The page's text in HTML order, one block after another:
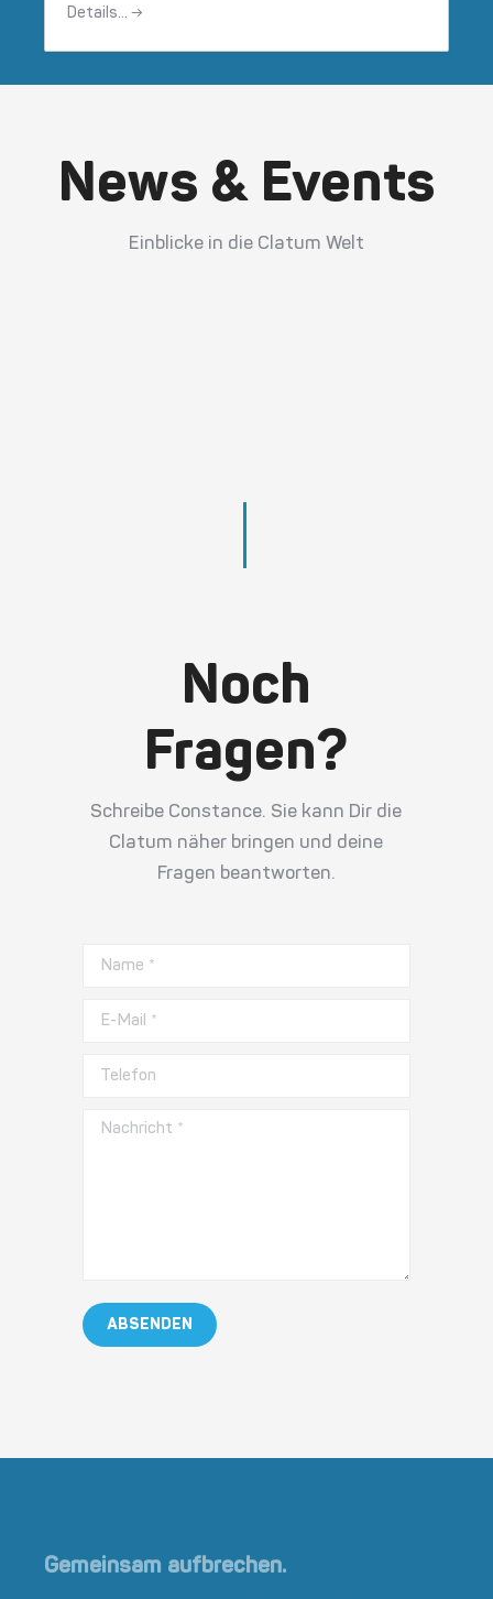
Details...
News & Events
Einblicke in die Clatum Welt
Noch
Fragen?
Schreibe Constance. Sie kann Dir die
Clatum näher bringen und deine
Fragen beantworten.
Name *
E-Mail *
Telefon
Nachricht *
ABSENDEN
Gemeinsam aufbrechen.